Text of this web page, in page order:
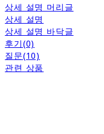
상세 설명 머리글
상세 설명
상세 설명 바닥글
후기(0)
질문(10)
관련 상품